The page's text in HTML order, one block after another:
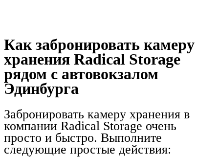
Как забронировать камеру
хранения Radical Storage
рядом с автовокзалом
Эдинбурга
Забронировать камеру хранения в
компании Radical Storage очень
просто и быстро. Выполните
следующие простые действия: